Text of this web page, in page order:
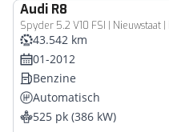
Audi R8
Spyder 5.2 V10 FSI | Nieuwstaat |
43.542 km
01-2012
Benzine
Automatisch
525 pk (386 kW)